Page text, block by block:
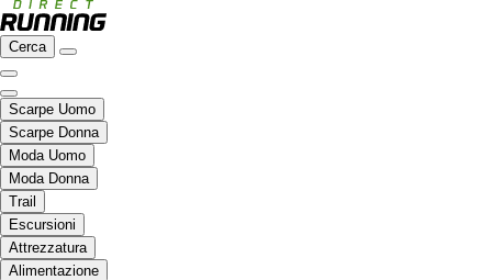
Cerca
Scarpe Uomo
Scarpe Donna
Moda Uomo
Moda Donna
Trail
Escursioni
Attrezzatura
Alimentazione